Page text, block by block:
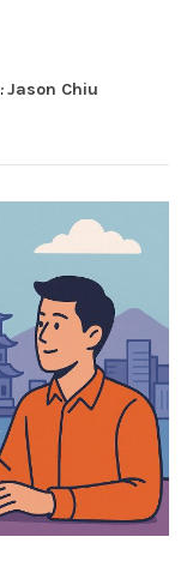
Jason Chiu